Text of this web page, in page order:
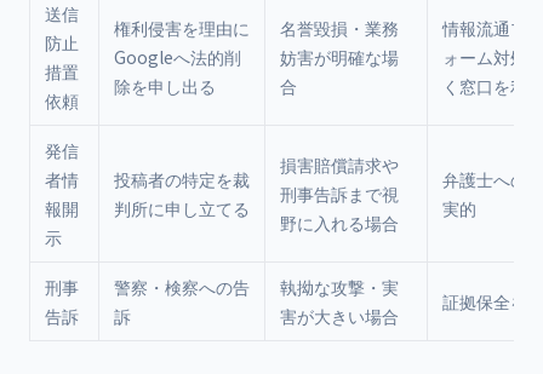
送信
防止
措置
依頼
権利侵害を理由に
Googleへ法的削
除を申し出る
名誉毀損・業務
妨害が明確な場
合
情報流通プ
ォーム対処
く窓口を利用
発信
者情
報開
示
投稿者の特定を裁
判所に申し立てる
損害賠償請求や
刑事告訴まで視
野に入れる場合
弁護士への
実的
刑事
告訴
警察・検察への告
訴
執拗な攻撃・実
害が大きい場合
証拠保全を